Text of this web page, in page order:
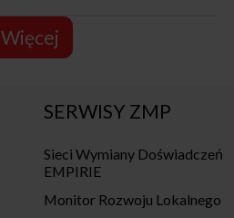
Więcej
SERWISY ZMP
Sieci Wymiany Doświadczeń
EMPIRIE
Monitor Rozwoju Lokalnego